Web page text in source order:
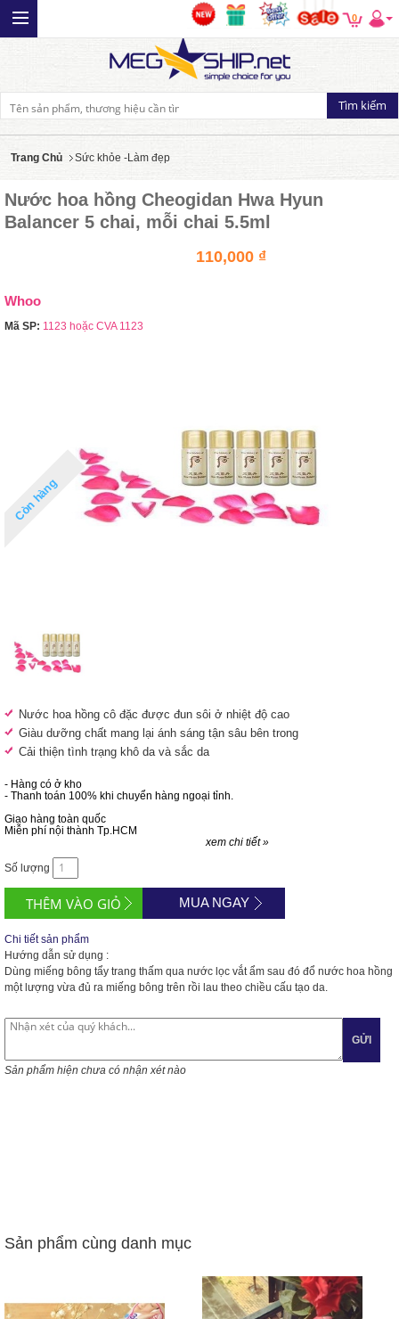
0
Trang Chủ Sức khỏe -Làm đẹp
Nước hoa hồng Cheogidan Hwa Hyun
Balancer 5 chai, mỗi chai 5.5ml
110,000 ₫
Whoo
Mã SP: 1123 hoặc CVA 1123
Còn hàng
Nước hoa hồng cô đặc được đun sôi ở nhiệt độ cao
Giàu dưỡng chất mang lại ánh sáng tận sâu bên trong
Cải thiện tình trạng khô da và sắc da
- Hàng có ở kho
- Thanh toán 100% khi chuyển hàng ngoại tỉnh.
Giao hàng toàn quốc
Miễn phí nội thành Tp.HCM
xem chi tiết »
Số lượng
MUA NGAY
Chi tiết sản phẩm
Hướng dẫn sử dụng :
Dùng miếng bông tẩy trang thấm qua nước lọc vắt ẩm sau đó đổ nước hoa hồng
một lượng vừa đủ ra miếng bông trên rồi lau theo chiều cấu tạo da.
GỬI
Sản phẩm hiện chưa có nhận xét nào
Sản phẩm cùng danh mục